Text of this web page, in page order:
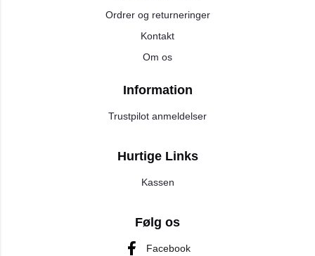
Ordrer og returneringer
Kontakt
Om os
Information
Trustpilot anmeldelser
Hurtige Links
Kassen
Følg os
Facebook